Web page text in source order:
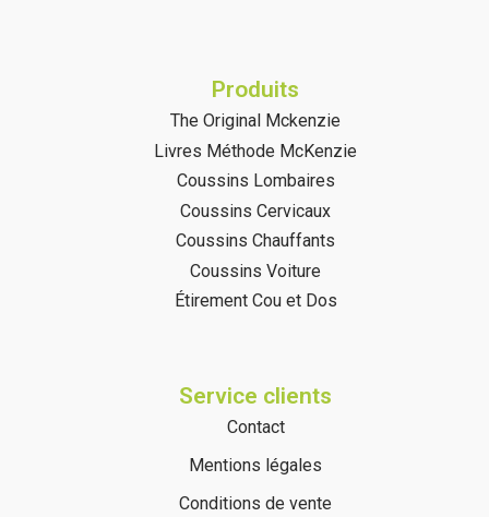
Produits
The Original Mckenzie
Livres Méthode McKenzie
Coussins Lombaires
Coussins Cervicaux
Coussins Chauffants
Coussins Voiture
Étirement Cou et Dos
Service clients
Contact
Mentions légales
Conditions de vente